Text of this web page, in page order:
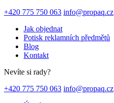
+420 775 750 063 info@propaq.cz
Jak objednat
Potisk reklamních předmětů
Blog
Kontakt
Nevíte si rady?
+420 775 750 063 info@propaq.cz